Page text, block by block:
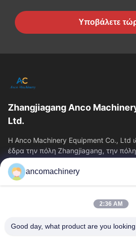
Υποβάλετε
Zhangjiagang Anco
Ltd.
Η Anco Machinery Equipment Co., Ltd
έδρα την πόλη Zhangjiagang, την
Jiangsu.
Γρήγοροι Σύνδεσμοι
Γύρος Εργοστασίων
ancomachinery
2:36 AM
Good day, what product are you